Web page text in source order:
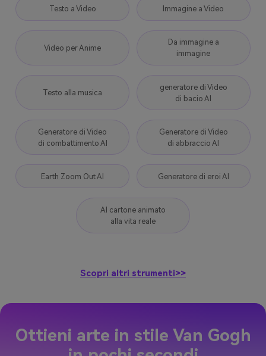
Testo a Video Immagine a Video
Video per Anime
Da immagine a
immagine
Testo alla musica
generatore di Video
di bacio AI
Generatore di Video
di combattimento AI
Generatore di Video
di abbraccio AI
Earth Zoom Out AI Generatore di eroi AI
AI cartone animato
alla vita reale
Scopri altri strumenti>>
Ottieni arte in stile Van Gogh